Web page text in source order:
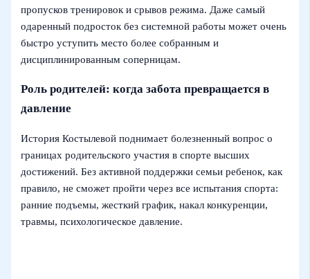
пропусков тренировок и срывов режима. Даже самый
одаренный подросток без системной работы может очень
быстро уступить место более собранным и
дисциплинированным соперницам.
Роль родителей: когда забота превращается в
давление
История Костылевой поднимает болезненный вопрос о
границах родительского участия в спорте высших
достижений. Без активной поддержки семьи ребенок, как
правило, не сможет пройти через все испытания спорта:
ранние подъемы, жесткий график, накал конкуренции,
травмы, психологическое давление.